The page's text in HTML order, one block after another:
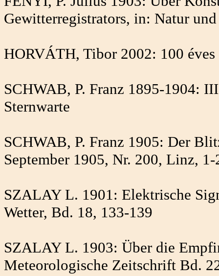
Gewitterregistrators, in: Natur
HORVÁTH, Tibor 2002: 100
SCHWAB, P. Franz 1895-1904:
Sternwarte
SCHWAB, P. Franz 1905: Der
September 1905, Nr. 200, Linz, 1-
SZALAY L. 1901: Elektrische
Wetter, Bd. 18, 133-139
SZALAY L. 1903: Über die
Meteorologische Zeitschrift Bd.